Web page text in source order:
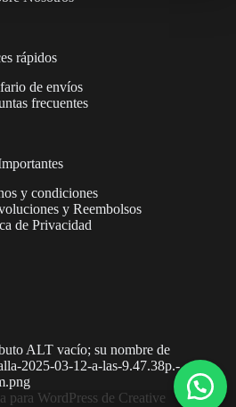
rápidos
de envíos
frecuentes
y condiciones
y Reembolsos
de Privacidad
WordPress de Creative